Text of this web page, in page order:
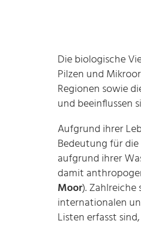
Die biologische
Pilzen und
Regionen sowie
und beeinflussen
Aufgrund ihrer
Bedeutung für
aufgrund ihrer
damit
Moor).
internationalen
Listen erfasst